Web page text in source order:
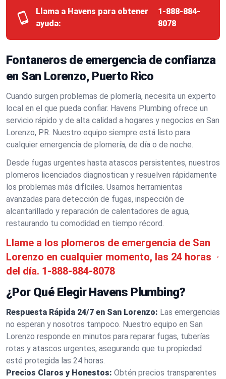
Llama a Havens para obtener
ayuda:
1-888-884-
8078
Fontaneros de emergencia de confianza
en San Lorenzo, Puerto Rico
Cuando surgen problemas de plomería, necesita un experto
local en el que pueda confiar. Havens Plumbing ofrece un
servicio rápido y de alta calidad a hogares y negocios en San
Lorenzo, PR. Nuestro equipo siempre está listo para
cualquier emergencia de plomería, de día o de noche.
Desde fugas urgentes hasta atascos persistentes, nuestros
plomeros licenciados diagnostican y resuelven rápidamente
los problemas más difíciles. Usamos herramientas
avanzadas para detección de fugas, inspección de
alcantarillado y reparación de calentadores de agua,
restaurando tu comodidad en tiempo récord.
Llame a los plomeros de emergencia de San
Lorenzo en cualquier momento, las 24 horas
del día. 1-888-884-8078
¿Por Qué Elegir Havens Plumbing?
Respuesta Rápida 24/7 en San Lorenzo: Las emergencias
no esperan y nosotros tampoco. Nuestro equipo en San
Lorenzo responde en minutos para reparar fugas, tuberías
rotas y atascos urgentes, asegurando que tu propiedad
esté protegida las 24 horas.
Precios Claros y Honestos: Obtén precios transparentes